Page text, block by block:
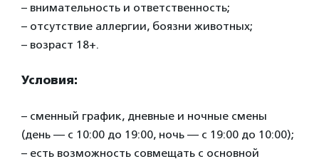
– внимательность и ответственность;
– отсутствие аллергии, боязни животных;
– возраст 18+.
Условия:
– сменный график, дневные и ночные смены
(день — с 10:00 до 19:00, ночь — с 19:00 до 10:00);
– есть возможность совмещать с основной